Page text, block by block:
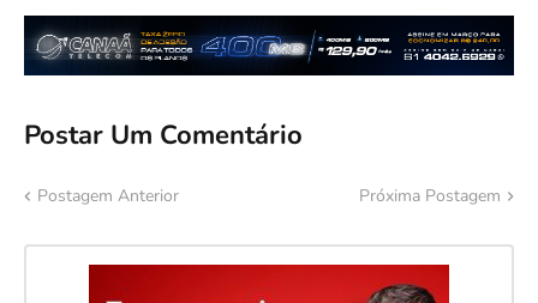
Postar Um Comentário
Postagem Anterior Próxima Postagem